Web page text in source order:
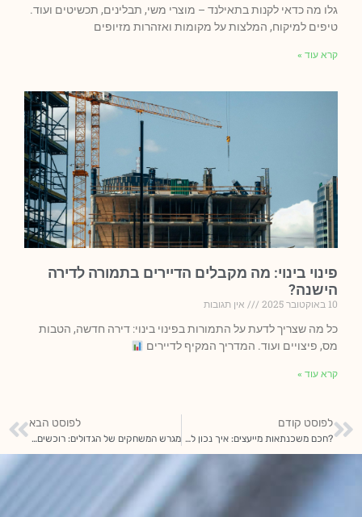
גלו מה כדאי לקנות בתאילנד – מוצרי משי, תבלינים, תכשיטים ועוד.
טיפים למיקוח, המלצות על מקומות ואזהרות מזיופים
קרא עוד »
פינוי בינוי: מה מקבלים הדיירים בתמורה לדירה
הישנה?
10 באוקטובר 2025
אין תגובות
כל מה שצריך לדעת על התמורות בפינוי בינוי: דירה חדשה, הטבות
מס, פיצויים ועוד. המדריך המקיף לדיירים
קרא עוד »
לפוסט קודם
?חכם משכנתאות מייעצים: איך נכון לקחת משכנתא
לפוסט הבא
מגרש המשחקים של הגדולים: רוכשים אקסבוקס לייב גולד אונליין ומתחילים לשחק